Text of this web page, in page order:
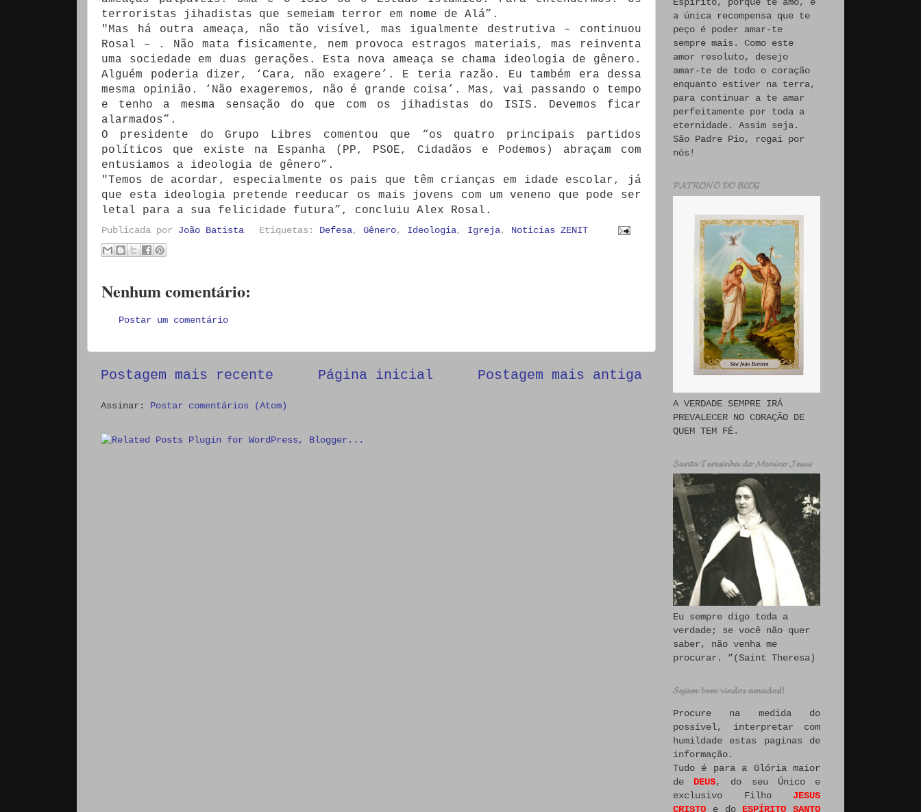
terroristas jihadistas que semeiam terror em nome de Alá”.
"Mas há outra ameaça, não tão visível, mas igualmente destrutiva – continuou
Rosal – . Não mata fisicamente, nem provoca estragos materiais, mas reinventa
uma sociedade em duas gerações. Esta nova ameaça se chama ideologia de gênero.
Alguém poderia dizer, ‘Cara, não exagere’. E teria razão. Eu também era dessa
mesma opinião. ‘Não exageremos, não é grande coisa’. Mas, vai passando o tempo
e tenho a mesma sensação do que com os jihadistas do ISIS. Devemos ficar
alarmados”.
O presidente do Grupo Libres comentou que “os quatro principais partidos
políticos que existe na Espanha (PP, PSOE, Cidadãos e Podemos) abraçam com
entusiamos a ideologia de gênero”.
"Temos de acordar, especialmente os pais que têm crianças em idade escolar, já
que esta ideologia pretende reeducar os mais jovens com um veneno que pode ser
letal para a sua felicidade futura”, concluiu Alex Rosal.
Publicada por João Batista Etiquetas: Defesa,Gênero, Ideologia, Igreja, Noticias ZENIT
Nenhum comentário:
Postar um comentário
Postagem mais recente Postagem mais antiga
Página inicial
Assinar: Postar comentários (Atom)
a única recompensa que te
peço é poder amar-te
sempre mais. Como este
amor resoluto, desejo
amar-te de todo o coração
enquanto estiver na terra,
para continuar a te amar
perfeitamente por toda a
eternidade. Assim seja.
São Padre Pio, rogai por
nós!
𝓟𝓐𝓣𝓡𝓞𝓝𝓞 𝓓𝓞 𝓑𝓛𝓞𝓖
A VERDADE SEMPRE IRÁ
PREVALECER NO CORAÇÃO DE
QUEM TEM FÉ.
𝓢𝓪𝓷𝓽𝓪 𝓣𝓮𝓻𝓮𝓼𝓲𝓷𝓱𝓪 𝓭𝓸 𝓜𝓮𝓷𝓲𝓷𝓸 𝓙𝓮𝓼𝓾𝓼
Eu sempre digo toda a
verdade; se você não quer
saber, não venha me
procurar. ”(Saint Theresa)
𝓢𝓮𝓳𝓪𝓶 𝓫𝓮𝓶 𝓿𝓲𝓷𝓭𝓸𝓼 𝓪𝓶𝓪𝓭𝓸𝓼!!
Procure na medida do
possível, interpretar com
humildade estas paginas de
informação.
Tudo é para a Glória maior
de DEUS, do seu Único e
exclusivo Filho JESUS
CRISTO e do ESPÍRITO SANTO